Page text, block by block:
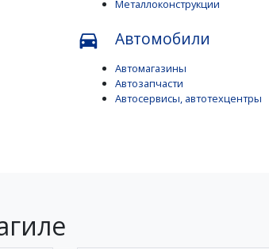
Металлоконструкции
directions_car Автомобили
Автомагазины
Автозапчасти
Автосервисы, автотехцентры